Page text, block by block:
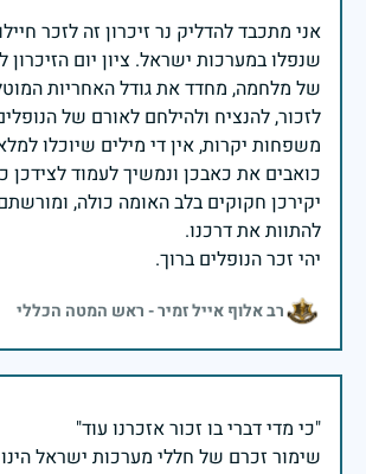
אני מתכבד להדליק נר זיכרון זה לזכר
שנפלו במערכות ישראל. ציון יום
של מלחמה, מחדד את גודל האחריות
משפחות יקרות, אין די מילים שיוכלו
כואבים את כאבכן ונמשיך לעמוד לצידכן
יקירכן חקוקים בלב האומה כולה,
יהי זכר הנופלים ברוך.
רב אלוף אייל זמיר - ראש המטה הכללי
שימור זכרם של חללי מערכות ישראל הינו